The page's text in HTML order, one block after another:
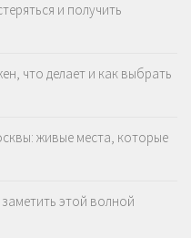
и получить
что делает и как выбрать
живые места, которые
этой волной